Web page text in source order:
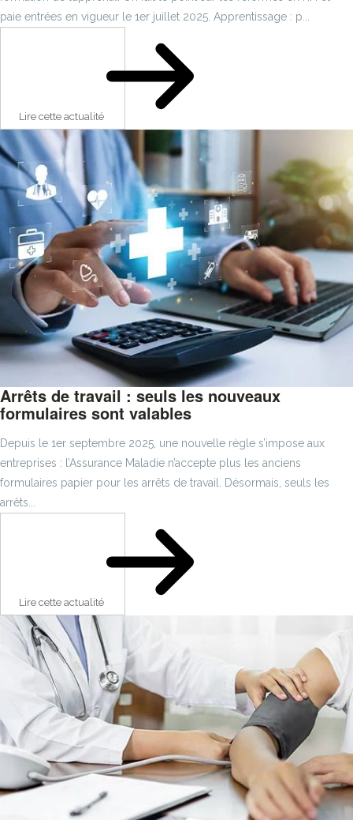
paie entrées en vigueur le 1er juillet 2025. Apprentissage : p...
Lire cette actualité
Arrêts de travail : seuls les nouveaux
formulaires sont valables
Depuis le 1er septembre 2025, une nouvelle règle s’impose aux
entreprises : l’Assurance Maladie n’accepte plus les anciens
formulaires papier pour les arrêts de travail. Désormais, seuls les
arrêts...
Lire cette actualité